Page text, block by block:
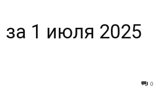
1 июля 2025
0